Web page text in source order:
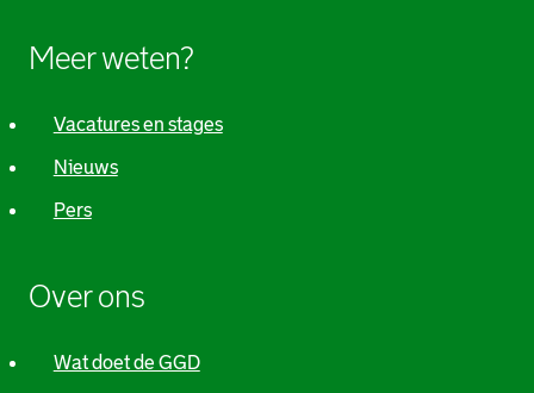
Meer weten?
Vacatures en stages
Nieuws
Pers
Over ons
Wat doet de GGD